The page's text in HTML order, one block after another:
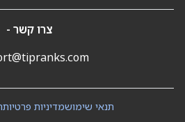
צרו קשר -
מדיניות פרטיותתנאי שימוש